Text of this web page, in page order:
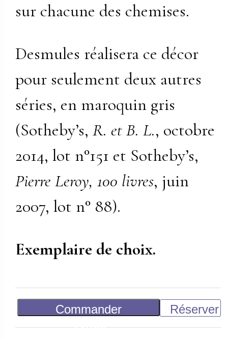
sur chacune des chemises.
Desmules réalisera ce décor
pour seulement deux autres
séries, en maroquin gris
(Sotheby’s,R. et B. L., octobre
2014, lot n°151 et Sotheby’s,
Pierre Leroy, 100 livres, juin
2007, lot n° 88).
Exemplaire de choix.
Commander
Réserver